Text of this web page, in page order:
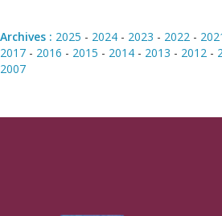
Archives : 2025 - 2024 - 2023 - 2022 -
2017 - 2016 - 2015 - 2014 - 2013 - 2012 -
2007